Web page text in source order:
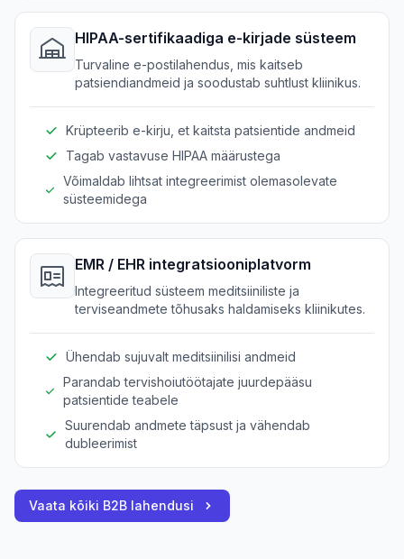
HIPAA-sertifikaadiga e-kirjade süsteem
Turvaline e-postilahendus, mis kaitseb
patsiendiandmeid ja soodustab suhtlust kliinikus.
Krüpteerib e-kirju, et kaitsta patsientide andmeid
Tagab vastavuse HIPAA määrustega
Võimaldab lihtsat integreerimist olemasolevate
süsteemidega
EMR / EHR integratsiooniplatvorm
Integreeritud süsteem meditsiiniliste ja
terviseandmete tõhusaks haldamiseks kliinikutes.
Ühendab sujuvalt meditsiinilisi andmeid
Parandab tervishoiutöötajate juurdepääsu
patsientide teabele
Suurendab andmete täpsust ja vähendab
dubleerimist
Vaata kõiki B2B lahendusi